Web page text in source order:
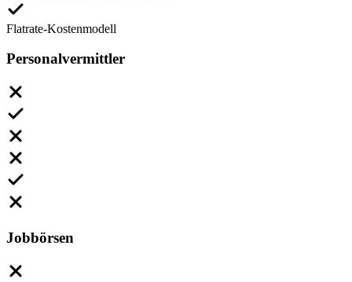
Flatrate-Kostenmodell
Personalvermittler
Jobbörsen